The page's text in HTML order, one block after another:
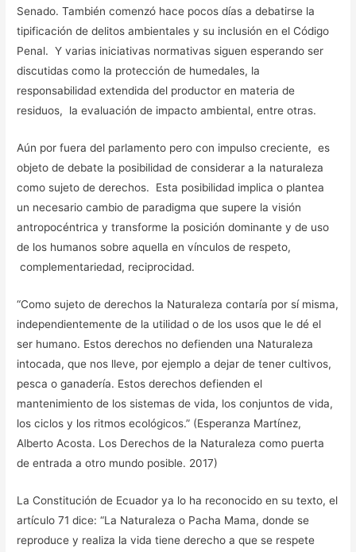
Senado. También comenzó hace pocos días a debatirse la
tipificación de delitos ambientales y su inclusión en el Código
Penal. Y varias iniciativas normativas siguen esperando ser
discutidas como la protección de humedales, la
responsabilidad extendida del productor en materia de
residuos, la evaluación de impacto ambiental, entre otras.
Aún por fuera del parlamento pero con impulso creciente, es
objeto de debate la posibilidad de considerar a la naturaleza
como sujeto de derechos. Esta posibilidad implica o plantea
un necesario cambio de paradigma que supere la visión
antropocéntrica y transforme la posición dominante y de uso
de los humanos sobre aquella en vínculos de respeto,
complementariedad, reciprocidad.
“Como sujeto de derechos la Naturaleza contaría por sí misma,
independientemente de la utilidad o de los usos que le dé el
ser humano. Estos derechos no defienden una Naturaleza
intocada, que nos lleve, por ejemplo a dejar de tener cultivos,
pesca o ganadería. Estos derechos defienden el
mantenimiento de los sistemas de vida, los conjuntos de vida,
los ciclos y los ritmos ecológicos.” (Esperanza Martínez,
Alberto Acosta. Los Derechos de la Naturaleza como puerta
de entrada a otro mundo posible. 2017)
La Constitución de Ecuador ya lo ha reconocido en su texto, el
artículo 71 dice: “La Naturaleza o Pacha Mama, donde se
reproduce y realiza la vida tiene derecho a que se respete